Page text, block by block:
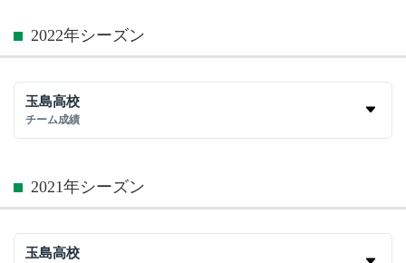
2022年シーズン
玉島高校
チーム成績
2021年シーズン
玉島高校